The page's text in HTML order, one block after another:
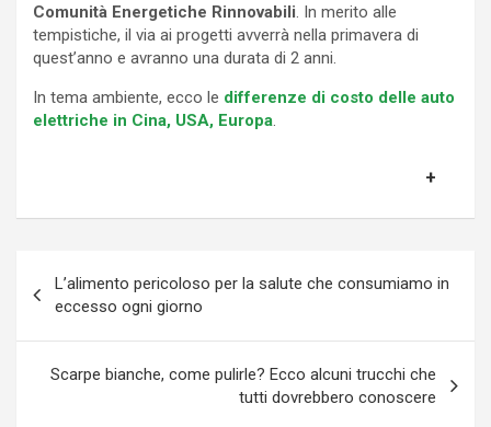
Comunità Energetiche Rinnovabili . In merito alle
tempistiche, il via ai progetti avverrà nella primavera di
quest’anno e avranno una durata di 2 anni.
In tema ambiente, ecco le differenze di costo delle auto
elettriche in Cina, USA, Europa
articoli
L’alimento pericoloso per la salute che consumiamo in
eccesso ogni giorno
Scarpe bianche, come pulirle? Ecco alcuni trucchi che
tutti dovrebbero conoscere